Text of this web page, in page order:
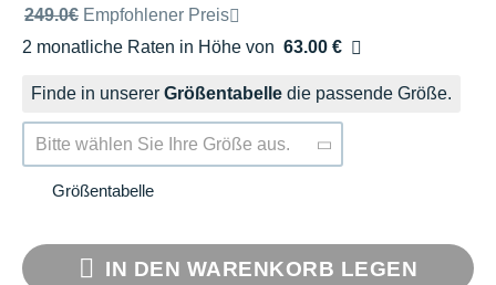
Unverbindliche Preisempfehlung der Marke
249.0€ Empfohlener Preis
2 monatliche Raten in Höhe von 63.00 €
Ohne Zusatzkosten
Finde in unserer Größentabelle die passende Größe.
Bitte wählen Sie Ihre Größe aus.
Größentabelle
IN DEN WARENKORB LEGEN